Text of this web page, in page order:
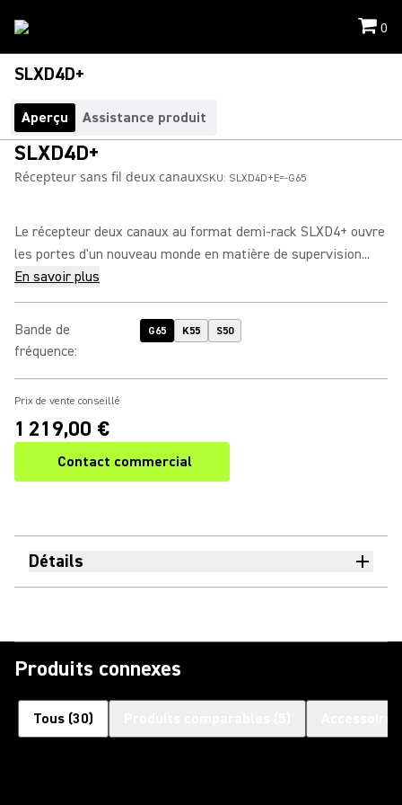
0
SLXD4D+
Aperçu Assistance produit
SLXD4D+
Récepteur sans fil deux canauxSKU: SLXD4D+E=-G65
Le récepteur deux canaux au format demi-rack SLXD4+ ouvre
les portes d'un nouveau monde en matière de supervision...
En savoir plus
Bande de
fréquence:
G65 K55 S50
Prix de vente conseillé
1 219,00 €
Contact commercial
Détails
Produits connexes
Tous (30)